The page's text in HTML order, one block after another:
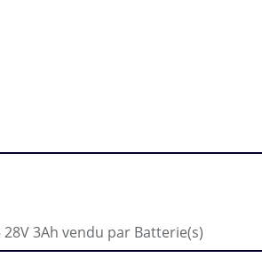
3Ah vendu par Batterie(s)